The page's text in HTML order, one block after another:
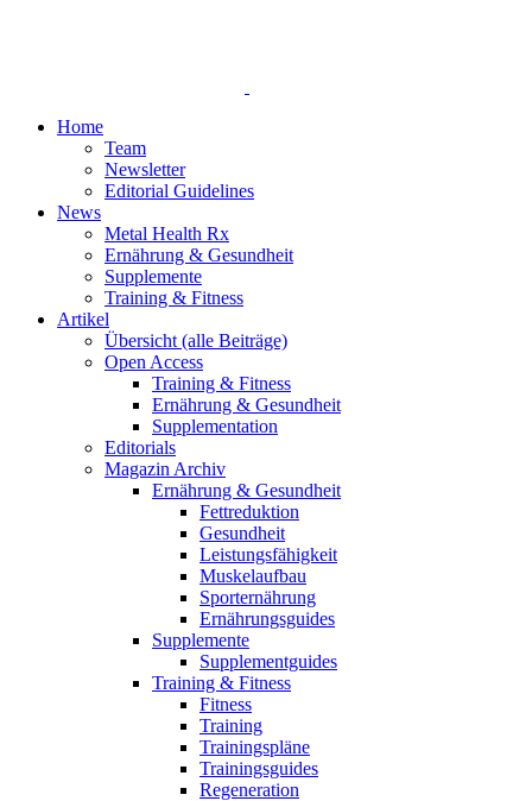
Home
Team
Newsletter
Editorial Guidelines
News
Metal Health Rx
Ernährung & Gesundheit
Supplemente
Training & Fitness
Artikel
Übersicht (alle Beiträge)
Open Access
Training & Fitness
Ernährung & Gesundheit
Supplementation
Editorials
Magazin Archiv
Ernährung & Gesundheit
Fettreduktion
Gesundheit
Leistungsfähigkeit
Muskelaufbau
Sporternährung
Ernährungsguides
Supplemente
Supplementguides
Training & Fitness
Fitness
Training
Trainingspläne
Trainingsguides
Regeneration